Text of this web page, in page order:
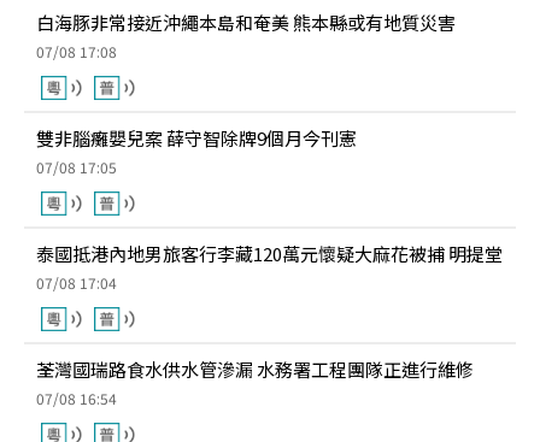
白海豚非常接近沖繩本島和奄美 熊本縣或有地質災害
07/08 17:08
雙非腦癱嬰兒案 薛守智除牌9個月今刊憲
07/08 17:05
泰國抵港內地男旅客行李藏120萬元懷疑大麻花被捕 明提堂
07/08 17:04
荃灣國瑞路食水供水管滲漏 水務署工程團隊正進行維修
07/08 16:54